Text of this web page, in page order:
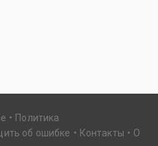
Политика
об ошибке Контакты
О